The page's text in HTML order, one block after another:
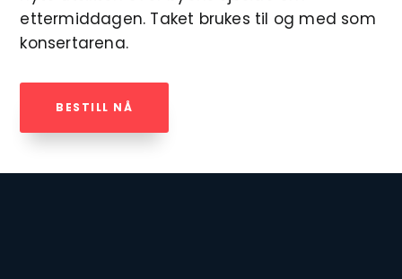
ettermiddagen. Taket brukes til og med som
konsertarena.
BESTILL NÅ